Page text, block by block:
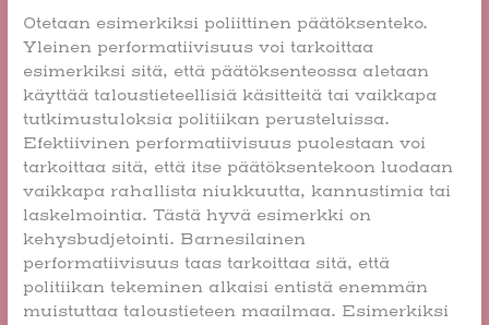
Otetaan esimerkiksi poliittinen päätöksenteko.
Yleinen performatiivisuus voi tarkoittaa
esimerkiksi sitä, että päätöksenteossa aletaan
käyttää taloustieteellisiä käsitteitä tai vaikkapa
tutkimustuloksia politiikan perusteluissa.
Efektiivinen performatiivisuus puolestaan voi
tarkoittaa sitä, että itse päätöksentekoon luodaan
vaikkapa rahallista niukkuutta, kannustimia tai
laskelmointia. Tästä hyvä esimerkki on
kehysbudjetointi. Barnesilainen
performatiivisuus taas tarkoittaa sitä, että
politiikan tekeminen alkaisi entistä enemmän
muistuttaa taloustieteen maailmaa. Esimerkiksi